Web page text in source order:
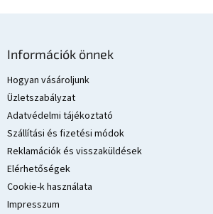
Információk önnek
Hogyan vásároljunk
Üzletszabályzat
Adatvédelmi tájékoztató
Szállítási és fizetési módok
Reklamációk és visszaküldések
Elérhetőségek
Cookie-k használata
Impresszum